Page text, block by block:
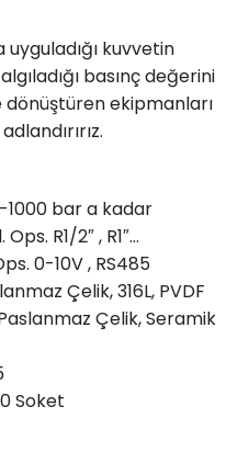
uyguladığı kuvvetin
basınç değerini
ekipmanları
1000 bar a kadar
R1/2″ , R1″…
0-10V , RS485
Çelik, 316L, PVDF
Çelik, Seramik
Soket